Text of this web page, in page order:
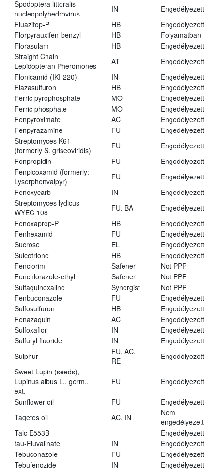
Spodoptera littoralis
nucleopolyhedrovirus
IN
Engedélyezett
Fluazifop-P
HB
Engedélyezett
Florpyrauxifen-benzyl
HB
Folyamatban
Florasulam
HB
Engedélyezett
Straight Chain
Lepidopteran Pheromones
AT
Engedélyezett
Flonicamid (IKI-220)
IN
Engedélyezett
Flazasulfuron
HB
Engedélyezett
Ferric pyrophosphate
MO
Engedélyezett
Ferric phosphate
MO
Engedélyezett
Fenpyroximate
AC
Engedélyezett
Fenpyrazamine
FU
Engedélyezett
Streptomyces K61
(formerly S. griseoviridis)
FU
Engedélyezett
Fenpropidin
FU
Engedélyezett
Fenpicoxamid (formerly:
Lyserphenvalpyr)
FU
Engedélyezett
Fenoxycarb
IN
Engedélyezett
Streptomyces lydicus
WYEC 108
FU, BA
Engedélyezett
Fenoxaprop-P
HB
Engedélyezett
Fenhexamid
FU
Engedélyezett
Sucrose
EL
Engedélyezett
Sulcotrione
HB
Engedélyezett
Fenclorim
Safener
Not PPP
Fenchlorazole-ethyl
Safener
Not PPP
Sulfaquinoxaline
Synergist
Not PPP
Fenbuconazole
FU
Engedélyezett
Sulfosulfuron
HB
Engedélyezett
Fenazaquin
AC
Engedélyezett
Sulfoxaflor
IN
Engedélyezett
Sulfuryl fluoride
IN
Engedélyezett
Sulphur
FU, AC,
RE
Engedélyezett
Sweet Lupin (seeds),
Lupinus albus L., germ.,
ext.
FU Engedélyezett
Sunflower oil FU
Engedélyezett
Tagetes oil
AC, IN
Nem
engedélyezett
Talc E553B
-
Engedélyezett
tau-Fluvalinate
IN
Engedélyezett
Tebuconazole
FU
Engedélyezett
Tebufenozide
IN
Engedélyezett